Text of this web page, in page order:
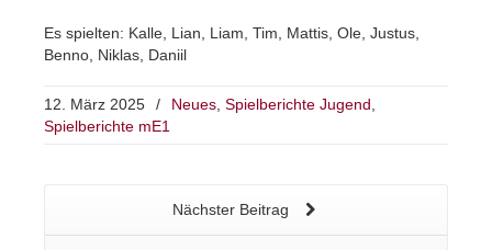
Es spielten: Kalle, Lian, Liam, Tim, Mattis, Ole, Justus,
Benno, Niklas, Daniil
12. März 2025 / Neues Spielberichte Jugend
Spielberichte mE1
Nächster Beitrag